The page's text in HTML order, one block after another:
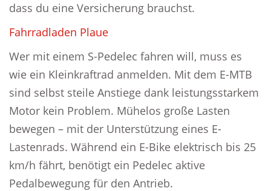
dass du eine Versicherung brauchst.
Fahrradladen Plaue
Wer mit einem S-Pedelec fahren will, muss es
wie ein Kleinkraftrad anmelden. Mit dem E-MTB
sind selbst steile Anstiege dank leistungsstarkem
Motor kein Problem. Mühelos große Lasten
bewegen – mit der Unterstützung eines E-
Lastenrads. Während ein E-Bike elektrisch bis 25
km/h fährt, benötigt ein Pedelec aktive
Pedalbewegung für den Antrieb.